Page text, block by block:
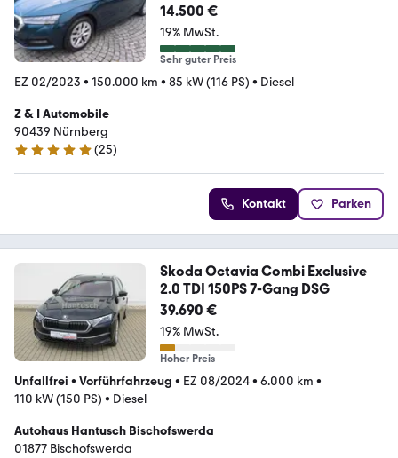
14.500 €
19% MwSt.
Sehr guter Preis
EZ 02/2023 • 150.000 km • 85 kW (116 PS) • Diesel
Z & I Automobile
90439 Nürnberg
5 Sterne
(25)
Kontakt Parken
Skoda Octavia Combi Exclusive
2.0 TDI 150PS 7-Gang DSG
39.690 €
19% MwSt.
Hoher Preis
Unfallfrei • Vorführfahrzeug • EZ 08/2024• 6.000 km •
110 kW (150 PS) • Diesel
Autohaus Hantusch Bischofswerda
01877 Bischofswerda